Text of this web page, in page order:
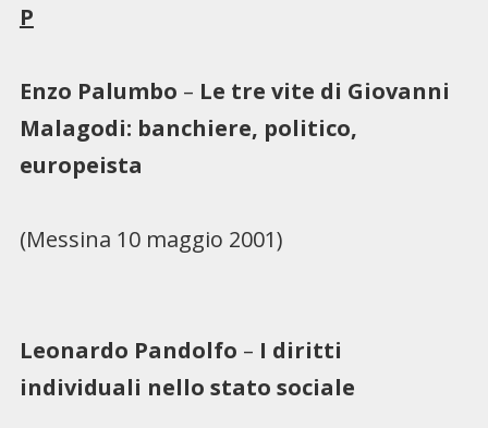
P
Enzo Palumbo – Le tre vite di Giovanni
Malagodi: banchiere, politico,
europeista
(Messina 10 maggio 2001)
Leonardo Pandolfo – I diritti
individuali nello stato sociale